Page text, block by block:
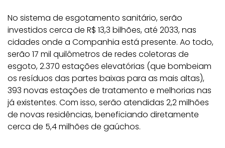
No sistema de esgotamento sanitário, serão
investidos cerca de R$ 13,3 bilhões, até 2033, nas
cidades onde a Companhia está presente. Ao todo,
serão 17 mil quilômetros de redes coletoras de
esgoto, 2.370 estações elevatórias (que bombeiam
os resíduos das partes baixas para as mais altas),
393 novas estações de tratamento e melhorias nas
já existentes. Com isso, serão atendidas 2,2 milhões
de novas residências, beneficiando diretamente
cerca de 5,4 milhões de gaúchos.